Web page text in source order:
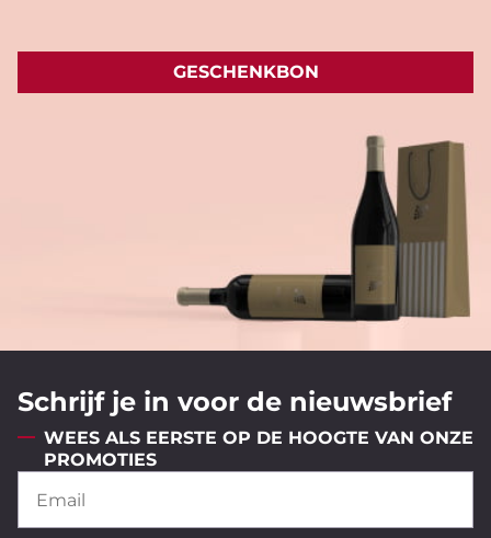
GESCHENKBON
Schrijf je in voor de nieuwsbrief
WEES ALS EERSTE OP DE HOOGTE VAN ONZE
PROMOTIES